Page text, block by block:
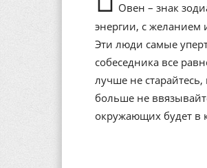
Овен – знак
энергии, с желанием
Эти люди самые
собеседника все
лучше не
больше не
окружающих будет в